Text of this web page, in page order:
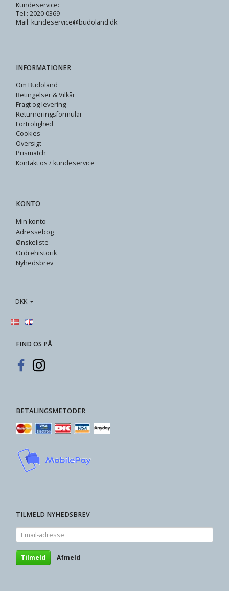
Kundeservice:
Tel.: 2020 0369
Mail: kundeservice@budoland.dk
INFORMATIONER
Om Budoland
Betingelser & Vilkår
Fragt og levering
Returneringsformular
Fortrolighed
Cookies
Oversigt
Prismatch
Kontakt os / kundeservice
KONTO
Min konto
Adressebog
Ønskeliste
Ordrehistorik
Nyhedsbrev
DKK
FIND OS PÅ
BETALINGSMETODER
TILMELD NYHEDSBREV
Email-
adresse
Tilmeld Afmeld